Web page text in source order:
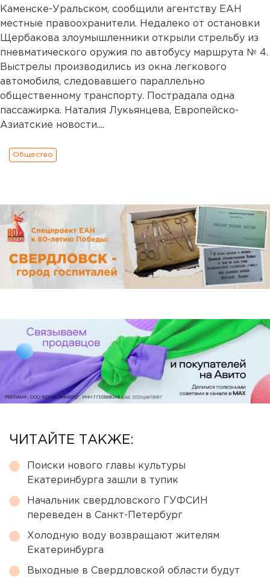
Каменске-Уральском, сообщили агентству ЕАН
местные правоохранители. Недалеко от остановки
Щербакова злоумышленники открыли стрельбу из
пневматического оружия по автобусу маршрута № 4.
Выстрелы производились из окна легкового
автомобиля, следовавшего параллельно
общественному транспорту. Пострадала одна
пассажирка. Наталия Лукьянцева, Европейско-
Азиатские новости....
Общество
ЧИТАЙТЕ ТАКЖЕ:
Поиски нового главы культуры
Екатеринбурга зашли в тупик
Начальник свердловского ГУФСИН
переведен в Санкт-Петербург
Холодную воду возвращают жителям
Екатеринбурга
Выходные в Свердловской области будут